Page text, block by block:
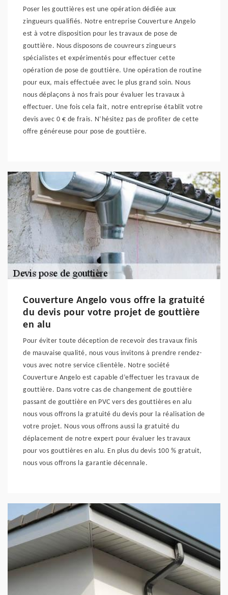
Poser les gouttières est une opération dédiée aux
zingueurs qualifiés. Notre entreprise Couverture Angelo
est à votre disposition pour les travaux de pose de
gouttière. Nous disposons de couvreurs zingueurs
spécialistes et expérimentés pour effectuer cette
opération de pose de gouttière. Une opération de routine
pour eux, mais effectuée avec le plus grand soin. Nous
nous déplaçons à nos frais pour évaluer les travaux à
effectuer. Une fois cela fait, notre entreprise établit votre
devis avec 0 € de frais. N’hésitez pas de profiter de cette
offre généreuse pour pose de gouttière.
Couverture Angelo vous offre la gratuité
du devis pour votre projet de gouttière
en alu
Pour éviter toute déception de recevoir des travaux finis
de mauvaise qualité, nous vous invitons à prendre rendez-
vous avec notre service clientèle. Notre société
Couverture Angelo est capable d’effectuer les travaux de
gouttière. Dans votre cas de changement de gouttière
passant de gouttière en PVC vers des gouttières en alu
nous vous offrons la gratuité du devis pour la réalisation de
votre projet. Nous vous offrons aussi la gratuité du
déplacement de notre expert pour évaluer les travaux
pour vos gouttières en alu. En plus du devis 100 % gratuit,
nous vous offrons la garantie décennale.